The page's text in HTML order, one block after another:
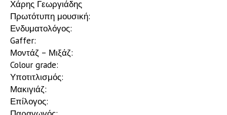
Χάρης Γεωργιάδης
Πρωτότυπη μουσική:
Ενδυματολόγος:
Gaffer:
Μοντάζ – Μιξάζ:
Colour grade:
Υποτιτλισμός:
Μακιγιάζ:
Επίλογος: